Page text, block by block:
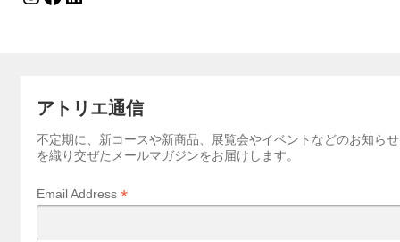
アトリエ通信
不定期に、新コースや新商品、展覧会やイベントなどのお知ら
を織り交ぜたメールマガジンをお届けします。
Email Address *